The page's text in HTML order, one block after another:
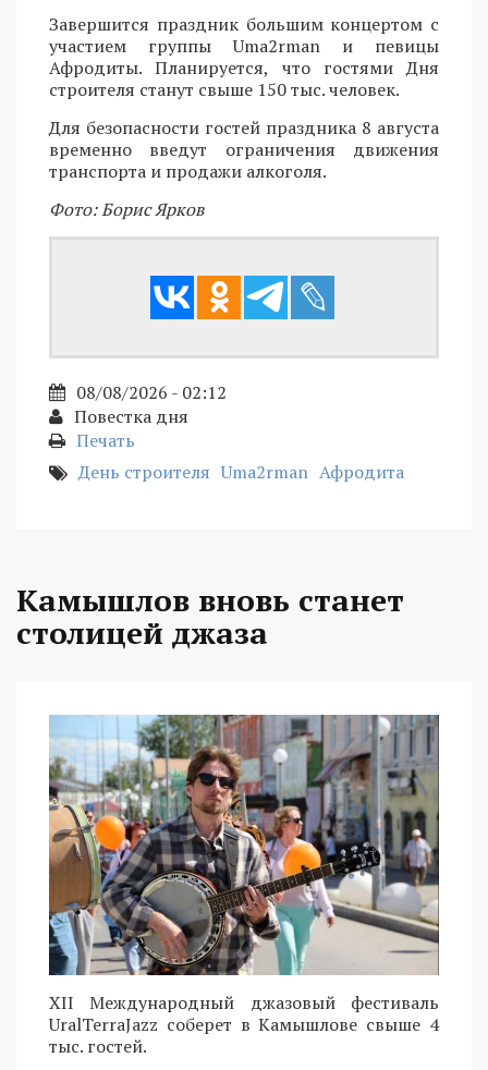
Завершится праздник большим концертом с
участием группы Uma2rman и певицы
Афродиты. Планируется, что гостями Дня
строителя станут свыше 150 тыс. человек.
Для безопасности гостей праздника 8 августа
временно введут ограничения движения
транспорта и продажи алкоголя.
Фото: Борис Ярков
08/08/2026 - 02:12
Повестка дня
Печать
День строителя Uma2rman Афродита
Камышлов вновь станет
столицей джаза
XII Международный джазовый фестиваль
UralTerraJazz соберет в Камышлове свыше 4
тыс. гостей.